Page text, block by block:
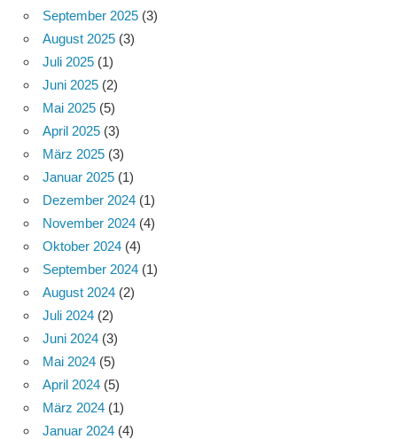
September 2025 (3)
August 2025 (3)
Juli 2025 (1)
Juni 2025 (2)
Mai 2025 (5)
April 2025 (3)
März 2025 (3)
Januar 2025 (1)
Dezember 2024 (1)
November 2024 (4)
Oktober 2024 (4)
September 2024 (1)
August 2024 (2)
Juli 2024 (2)
Juni 2024 (3)
Mai 2024 (5)
April 2024 (5)
März 2024 (1)
Januar 2024 (4)